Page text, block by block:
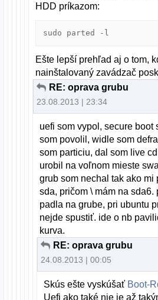
HDD príkazom:
sudo parted -l
Ešte lepší prehľad aj o tom,
nainštalovaný zavádzač
RE: oprava grubu
23.08.2013 | 23:34
uefi som vypol, secure boot
som povolil, widle som
som particiu, dal som live
urobil na voľnom mieste
grub som nechal tak ako mi
sda, pričom \ mám na
padla na grube, pri ubuntu
nejde spustiť. ide o nb
kurva.
RE: oprava grubu
24.08.2013 | 00:05
Skús ešte vyskúšať Boot-
Uefi ako také nie je až